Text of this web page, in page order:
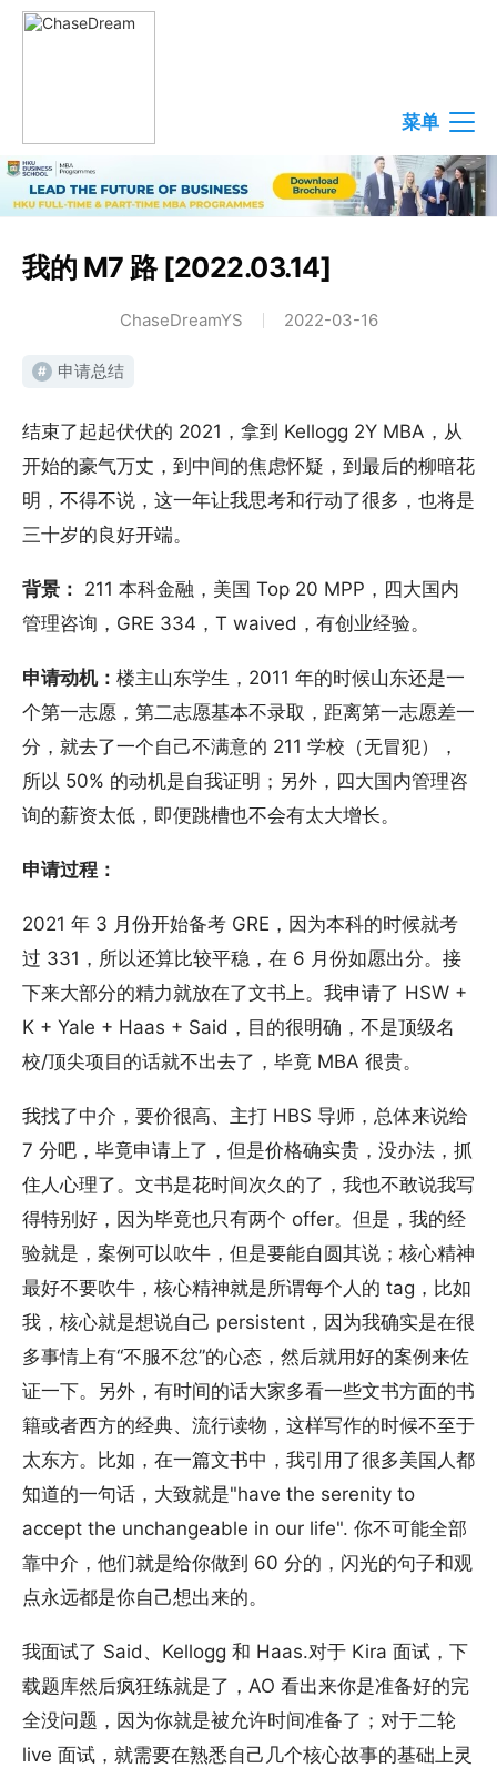
菜单
我的 M7 路 [2022.03.14]
ChaseDreamYS 2022-03-16
# 申请总结
结束了起起伏伏的 2021，拿到 Kellogg 2Y MBA，从
开始的豪气万丈，到中间的焦虑怀疑，到最后的柳暗花
明，不得不说，这一年让我思考和行动了很多，也将是
三十岁的良好开端。
背景： 211 本科金融，美国 Top 20 MPP，四大国内
管理咨询，GRE 334，T waived，有创业经验。
申请动机： 楼主山东学生，2011 年的时候山东还是一
个第一志愿，第二志愿基本不录取，距离第一志愿差一
分，就去了一个自己不满意的 211 学校（无冒犯），
所以 50% 的动机是自我证明；另外，四大国内管理咨
询的薪资太低，即便跳槽也不会有太大增长。
申请过程：
2021 年 3 月份开始备考 GRE，因为本科的时候就考
过 331，所以还算比较平稳，在 6 月份如愿出分。接
下来大部分的精力就放在了文书上。我申请了 HSW +
K + Yale + Haas + Said，目的很明确，不是顶级名
校/顶尖项目的话就不出去了，毕竟 MBA 很贵。
我找了中介，要价很高、主打 HBS 导师，总体来说给
7 分吧，毕竟申请上了，但是价格确实贵，没办法，抓
住人心理了。文书是花时间次久的了，我也不敢说我写
得特别好，因为毕竟也只有两个 offer。但是，我的经
验就是，案例可以吹牛，但是要能自圆其说；核心精神
最好不要吹牛，核心精神就是所谓每个人的 tag，比如
我，核心就是想说自己 persistent，因为我确实是在很
多事情上有“不服不忿”的心态，然后就用好的案例来佐
证一下。另外，有时间的话大家多看一些文书方面的书
籍或者西方的经典、流行读物，这样写作的时候不至于
太东方。比如，在一篇文书中，我引用了很多美国人都
知道的一句话，大致就是"have the serenity to
accept the unchangeable in our life". 你不可能全部
靠中介，他们就是给你做到 60 分的，闪光的句子和观
点永远都是你自己想出来的。
我面试了 Said、Kellogg 和 Haas.对于 Kira 面试，下
载题库然后疯狂练就是了，AO 看出来你是准备好的完
全没问题，因为你就是被允许时间准备了；对于二轮
live 面试，就需要在熟悉自己几个核心故事的基础上灵